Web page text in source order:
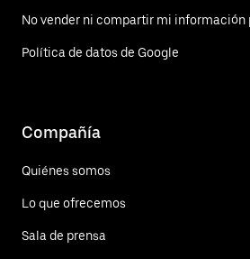
No vender ni compartir mi información
Política de datos de Google
Compañía
Quiénes somos
Lo que ofrecemos
Sala de prensa